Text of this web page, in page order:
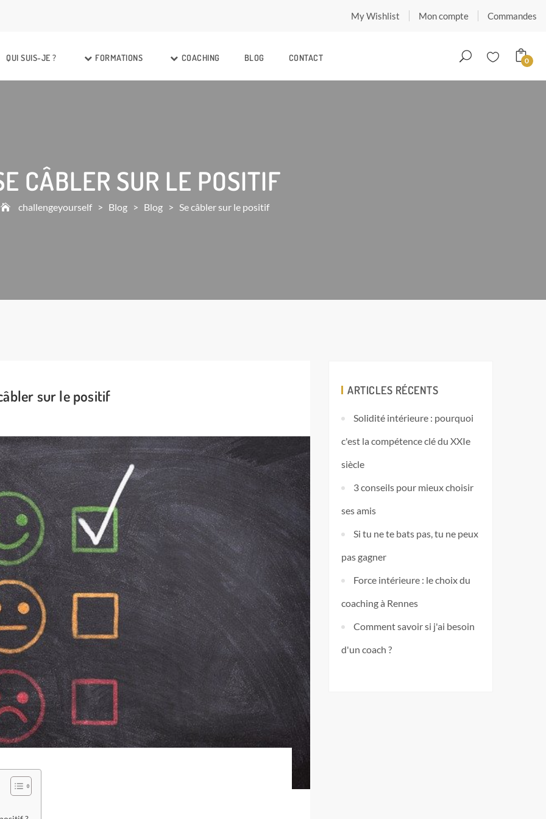
My Wishlist Mon compte Commandes
QUI SUIS-JE ? FORMATIONS COACHING BLOG CONTACT 0
CÂBLER SUR LE POSITIF
challengeyourself > Blog > Blog > Se câbler sur le positif
sur le positif ARTICLES RÉCENTS
Solidité intérieure : pourquoi
c'est la compétence clé du XXIe
siècle
3 conseils pour mieux choisir
ses amis
Si tu ne te bats pas, tu ne peux
pas gagner
Force intérieure : le choix du
coaching à Rennes
Comment savoir si j'ai besoin
d'un coach ?